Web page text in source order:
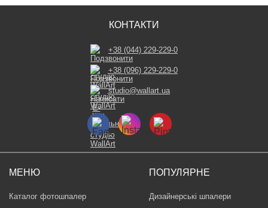
МЕНЮ
Каталог фотошпалер
ПОПУЛЯРНЕ
Дизайнерські шпалери
КОНТАКТИ
+38 (044) 229-229-0
+38 (096) 229-229-0
studio@wallart.ua